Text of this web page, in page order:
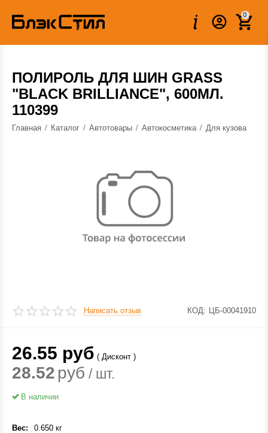
0
ПОЛИРОЛЬ ДЛЯ ШИН GRASS
"BLACK BRILLIANCE", 600МЛ.
110399
Главная / Каталог / Автотовары / Автокосметика / Для кузова
Написать отзыв КОД: ЦБ-00041910
26.55 руб ( Дисконт )
28.52 руб / шт.
В наличии
Вес: 0.650 кг